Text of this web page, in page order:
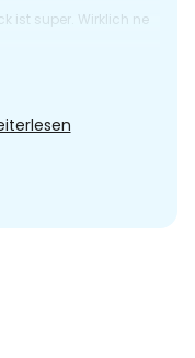
ist super. Wirklich ne